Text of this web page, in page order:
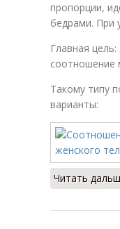
пропорции,
бедрами. При
Главная
соотношение
Такому типу
варианты:
Читать